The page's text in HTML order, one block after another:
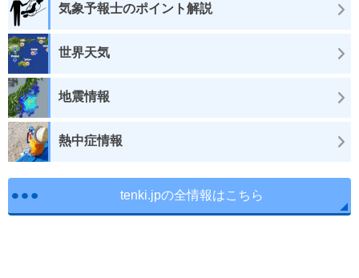
気象予報士のポイント解説
世界天気
地震情報
熱中症情報
tenki.jpの全情報はこちら